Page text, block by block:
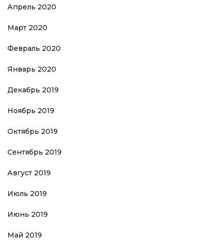
Апрель 2020
Март 2020
Февраль 2020
Январь 2020
Декабрь 2019
Ноябрь 2019
Октябрь 2019
Сентябрь 2019
Август 2019
Июль 2019
Июнь 2019
Май 2019